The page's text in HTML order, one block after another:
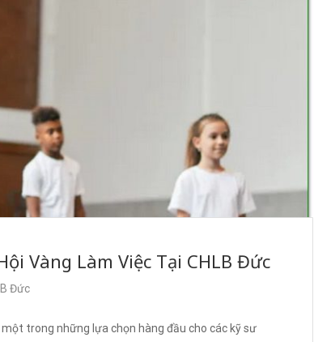
Vàng Làm Việc Tại CHLB Đức
Đức
trong những lựa chọn hàng đầu cho các kỹ sư